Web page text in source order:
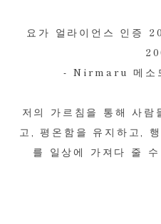
요가 얼라이언스 인증
- Nirmaru 메소
저의 가르침을 통해 사람
고, 평온함을 유지하고,
를 일상에 가져다 줄